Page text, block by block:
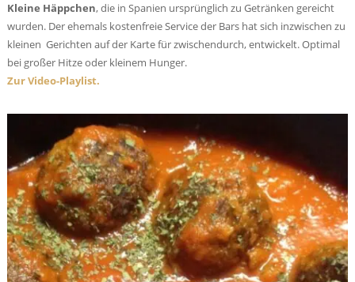
Kleine Häppchen, die in Spanien ursprünglich zu Getränken gereicht
wurden. Der ehemals kostenfreie Service der Bars hat sich inzwischen zu
kleinen Gerichten auf der Karte für zwischendurch, entwickelt. Optimal
bei großer Hitze oder kleinem Hunger.
Zur Video-Playlist.